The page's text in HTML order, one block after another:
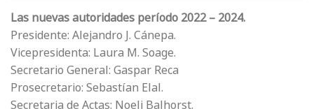
Las nuevas autoridades período 2022 – 2024.
Presidente: Alejandro J. Cánepa.
Vicepresidenta: Laura M. Soage.
Secretario General: Gaspar Reca
Prosecretario: Sebastían Elal.
Secretaria de Actas: Noeli Balhorst.